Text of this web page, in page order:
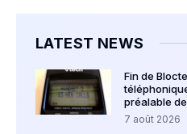
LATEST NEWS
Fin de
préalable
7 août 2026